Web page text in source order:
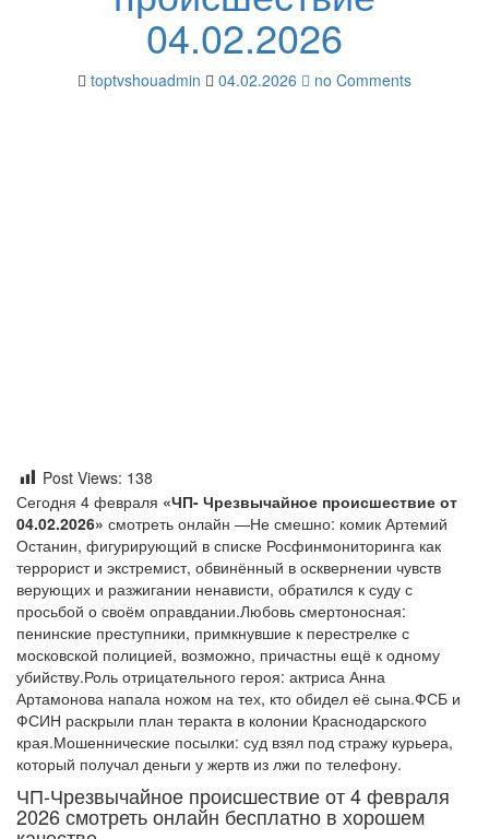
04.02.2026
toptvshouadmin 04.02.2026 no Comments
Post Views: 138
Сегодня 4 февраля «ЧП- Чрезвычайное происшествие от
04.02.2026» смотреть онлайн —Не смешно: комик Артемий
Останин, фигурирующий в списке Росфинмониторинга как
террорист и экстремист, обвинённый в осквернении чувств
верующих и разжигании ненависти, обратился к суду с
просьбой о своём оправдании.Любовь смертоносная:
пенинские преступники, примкнувшие к перестрелке с
московской полицией, возможно, причастны ещё к одному
убийству.Роль отрицательного героя: актриса Анна
Артамонова напала ножом на тех, кто обидел её сына.ФСБ и
ФСИН раскрыли план теракта в колонии Краснодарского
края.Мошеннические посылки: суд взял под стражу курьера,
который получал деньги у жертв из лжи по телефону.
ЧП-Чрезвычайное происшествие от 4 февраля
2026 смотреть онлайн бесплатно в хорошем